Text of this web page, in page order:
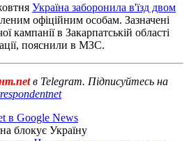
Україна заборонила в'їзд двом
офіційним особам. Зазначені
кампанії в Закарпатській області
пояснили в МЗС.
в Telegram. Підписуйтесь на
в Google News
блокує Україну